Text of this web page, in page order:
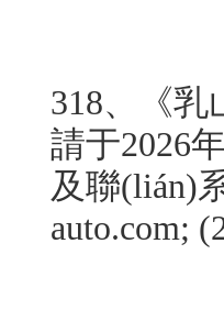
318、 《乳
請于2026
及聯(lián)
auto.com;